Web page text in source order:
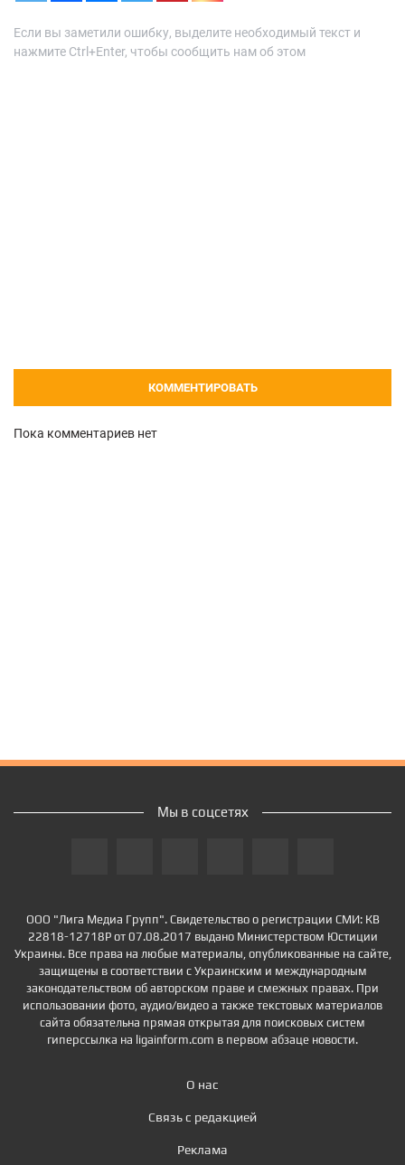
Если вы заметили ошибку, выделите необходимый текст и
нажмите Ctrl+Enter, чтобы сообщить нам об этом
КОММЕНТИРОВАТЬ
Пока комментариев нет
ООО "Лига Медиа Групп". Свидетельство о регистрации СМИ: КВ
22818-12718Р от 07.08.2017 выдано Министерством Юстиции
Украины. Все права на любые материалы, опубликованные на сайте,
защищены в соответствии с Украинским и международным
законодательством об авторском праве и смежных правах. При
использовании фото, аудио/видео а также текстовых материалов
сайта обязательна прямая открытая для поисковых систем
гиперссылка на ligainform.com в первом абзаце новости.
О нас
Связь с редакцией
Реклама
Мы в соцсетях